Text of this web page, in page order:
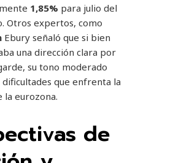
1,85% para julio del
Otros expertos, como
Ebury señaló que si bien
una dirección clara por
su tono moderado
que enfrenta la
la eurozona.
de